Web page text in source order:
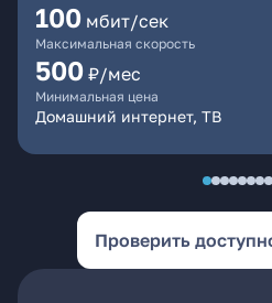
100 мбит/сек
Максимальная скорость
500 ₽/мес
Минимальная цена
Домашний интернет, ТВ
Проверить